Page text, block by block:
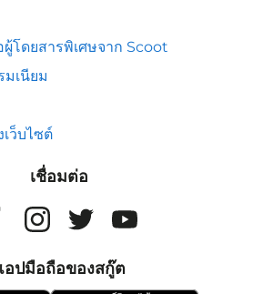
โดยสารพิเศษจาก Scoot
มเนียม
ว็บไซต์
เชื่อมต่อ
อปมือถือของสกู๊ต